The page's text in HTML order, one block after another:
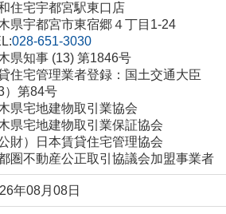
住宅宇都宮駅東口店
県宇都宮市東宿郷４丁目1-24
028-651-3030
県知事 (13) 第1846号
住宅管理業者登録：国土交通大臣
3）第84号
県宅地建物取引業協会
県宅地建物取引業保証協会
公財）日本賃貸住宅管理協会
圏不動産公正取引協議会加盟事業者
年08月08日